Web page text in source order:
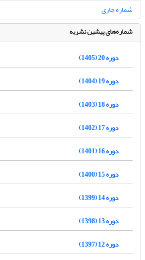
شماره جاری
شماره‌های پیشین نشریه
دوره 20 (1405)
دوره 19 (1404)
دوره 18 (1403)
دوره 17 (1402)
دوره 16 (1401)
دوره 15 (1400)
دوره 14 (1399)
دوره 13 (1398)
دوره 12 (1397)